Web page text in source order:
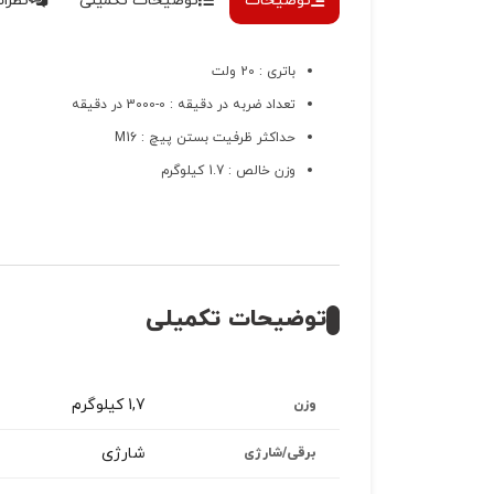
باتری : 20 ولت
تعداد ضربه در دقیقه : 0-3000 در دقیقه
حداکثر ظرفیت بستن پیچ : M16
وزن خالص : 1.7 کیلوگرم
توضیحات تکمیلی
وزن 1,7 کیلوگرم
برقی/شارژی شارژی